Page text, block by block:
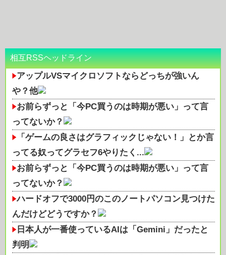
相互RSSヘッドライン
アップルVSマイクロソフトならどっちが強いん
や？他
お前らずっと「今PC買うのは時期が悪い」って言
ってないか？
「ゲームの良さはグラフィックじゃない！」とか言
ってる奴ってグラセフ6やりたく...
お前らずっと「今PC買うのは時期が悪い」って言
ってないか？
ハードオフで3000円のこのノートパソコン見つけた
んだけどどうですか？
日本人が一番使っているAIは「Gemini」だったと
判明